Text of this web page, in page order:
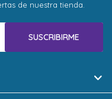
de nuestra tienda.
SUSCRIBIRME